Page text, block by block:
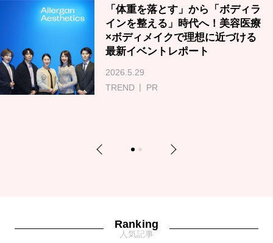
「体重を落とす」から「ボディラ
インを整える」時代へ！美容医療
×ボディメイクで理想に近づける
最新イベントレポート
2026.5.29
TREND
PR
Previous 1 2 Next
Ranking
人気記事